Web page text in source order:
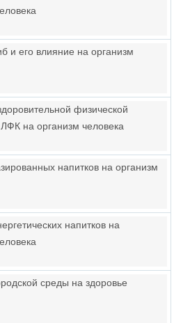
и его влияние на организм
физической
ЛФК на организм человека
напитков на организм
напитков на
среды на здоровье